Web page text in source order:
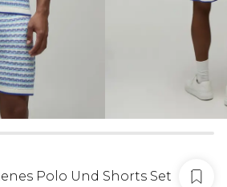
Polo Und Shorts Set